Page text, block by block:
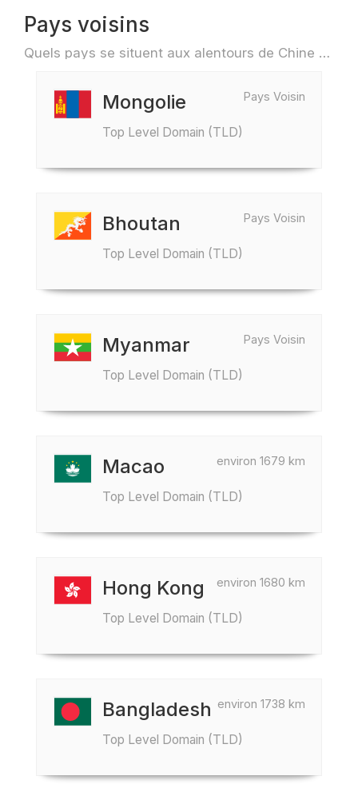
Pays voisins
Quels pays se situent aux alentours de Chine par exemple pour des voyage ou des vols
Pays Voisin
Mongolie
Top Level Domain (TLD)
Pays Voisin
Bhoutan
Top Level Domain (TLD)
Pays Voisin
Myanmar
Top Level Domain (TLD)
environ 1679 km
Macao
Top Level Domain (TLD)
environ 1680 km
Hong Kong
Top Level Domain (TLD)
environ 1738 km
Bangladesh
Top Level Domain (TLD)